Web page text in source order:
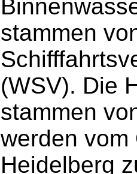
stammen
(WSV). Die
stammen
werden vom
Heidelberg